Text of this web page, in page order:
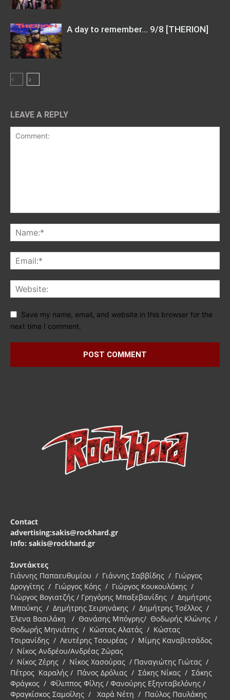
A day to remember… 9/8 [THERION]
LEAVE A REPLY
Save my name, email, and website in this browser for the
next time I comment.
Contact
advertising:sakis@rockhard.gr
Info: sakis@rockhard.gr
Συντάκτες
Γιάννης Παπαευθυμίου / Γιάννης Σαββίδης / Γιώργος
Δρογγίτης / Γιώργος Κόης / Γιώργος Κουκουλάκης /
Γιώργος Βογιατζής / Γρηγόρης Μπαξεβανίδης / Δημήτρης
Μπούκης / Δημήτρης Σειρηνάκης / Δημήτρης Τσέλλος /
Έλενα Βασιλάκη / Θανάσης Μπόγρης/ Θοδωρής Κλώνης /
Θοδωρής Μηνιάτης / Κώστας Αλατάς / Κώστας
Τσιρανίδης / Λευτέρης Τσουρέας / Μίμης Καναβιτσάδος
/ Νίκος Ανδρέου/Ανδρέας Ζώρας
/ Νίκος Ζέρης / Νίκος Χασούρας / Παναγιώτης Γιώτας /
Πέτρος Καραλής / Πάνος Δρόλιας / Σάκης Νίκας / Σάκης
Φράγκος / Φίλιππος Φίλης / Φανούρης Εξηνταβελόνης /
Φραγκίσκος Σαμοΐλης / Χαρά Νέτη / Παύλος Παυλάκης